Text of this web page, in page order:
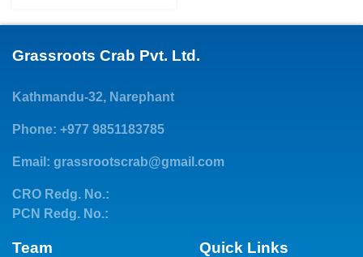
Grassroots Crab Pvt. Ltd.
Kathmandu-32, Narephant
Phone: +977 9851183785
Email: grassrootscrab@gmail.com
CRO Redg. No.:
PCN Redg. No.:
Team Quick Links